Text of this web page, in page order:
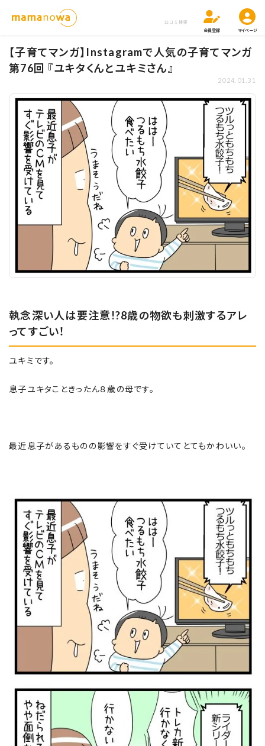
口コミ検索
会員登録
マイページ
【子育てマンガ】Instagramで人気の子育てマンガ
第76回 『ユキタくんとユキミさん』
2024.01.31
執念深い人は要注意!?8歳の物欲も刺激するアレ
ってすごい！
ユキミです。
息子ユキタこときったん８歳の母です。
最近息子があるものの影響をすぐ受けていてとてもかわいい。